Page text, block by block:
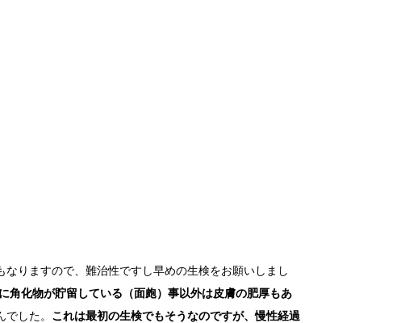
りますので、難治性ですし早めの生検をお願いしまし
角化物が貯留している（面皰）事以外は皮膚の肥厚もあ
した。 これは最初の生検でもそうなのですが、慢性経過